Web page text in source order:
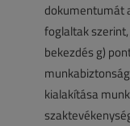
dokumentumát
foglaltak szerint,
bekezdés g)
kialakítása